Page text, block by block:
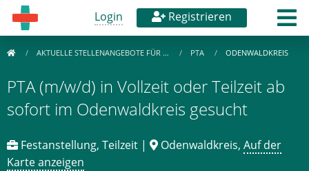
Login Registrieren
AKTUELLE STELLENANGEBOTE FÜR … PTA ODENWALDKREIS
PTA (m/w/d) in Vollzeit oder Teilzeit ab
sofort im Odenwaldkreis gesucht
Festanstellung, Teilzeit | Odenwaldkreis, Auf der
Karte anzeigen